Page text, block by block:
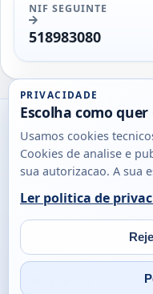
NIF SEGUINTE
518983080
Utils
DB
Consultas
para
cidadaos,
SobrePrivacidade
PRIVACIDADE
Escolha como
Usamos cookies
Cookies de analise e
sua autorizacao. A sua
Ler politica de